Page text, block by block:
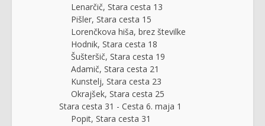
Lenarčič, Stara cesta 13
Pišler, Stara cesta 15
Lorenčkova hiša, brez številke
Hodnik, Stara cesta 18
Šušteršič, Stara cesta 19
Adamič, Stara cesta 21
Kunstelj, Stara cesta 23
Okrajšek, Stara cesta 25
Stara cesta 31 - Cesta 6. maja 1
Popit, Stara cesta 31